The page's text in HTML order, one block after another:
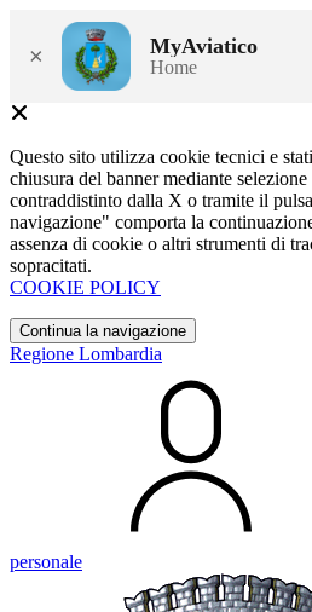
× MyAviatico
Home
Questo sito utilizza cookie tecnici e
chiusura del banner mediante
contraddistinto dalla X o tramite il
navigazione" comporta la
assenza di cookie o altri strumenti di
sopracitati.
COOKIE POLICY
Continua la navigazione
Regione Lombardia
personale